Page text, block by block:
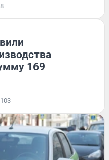
8
169
103